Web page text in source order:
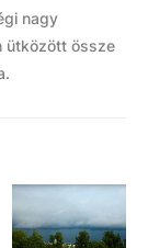
nagy
ütközött össze